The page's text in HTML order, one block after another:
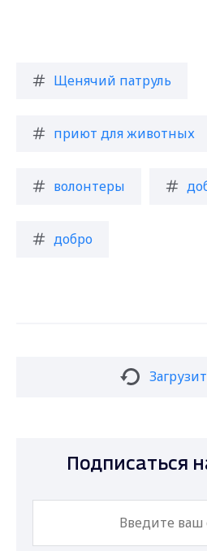
Щенячий патруль
приют для животных
волонтеры
добро
Подписаться